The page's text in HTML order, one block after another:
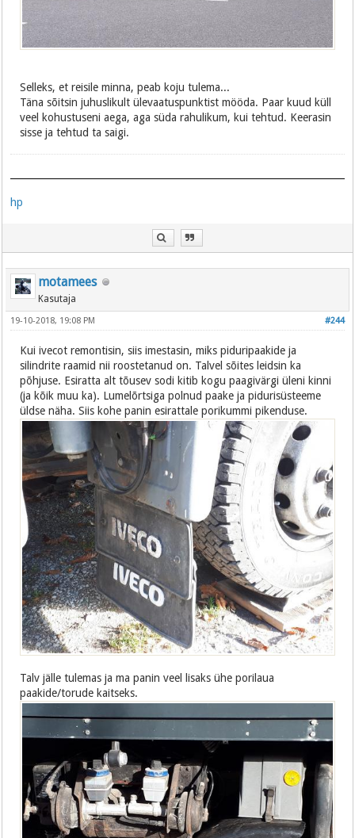
Selleks, et reisile minna, peab koju tulema...
Täna sõitsin juhuslikult ülevaatuspunktist mööda. Paar kuud küll
veel kohustuseni aega, aga süda rahulikum, kui tehtud. Keerasin
sisse ja tehtud ta saigi.
hp
motamees
Kasutaja
#244
19-10-2018, 19:08 PM
Kui ivecot remontisin, siis imestasin, miks piduripaakide ja
silindrite raamid nii roostetanud on. Talvel sõites leidsin ka
põhjuse. Esiratta alt tõusev sodi kitib kogu paagivärgi üleni kinni
(ja kõik muu ka). Lumelõrtsiga polnud paake ja pidurisüsteeme
üldse näha. Siis kohe panin esirattale porikummi pikenduse.
Talv jälle tulemas ja ma panin veel lisaks ühe porilaua
paakide/torude kaitseks.